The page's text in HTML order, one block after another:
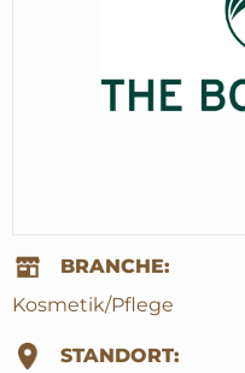
BRANCHE:
Kosmetik/Pflege
STANDORT: